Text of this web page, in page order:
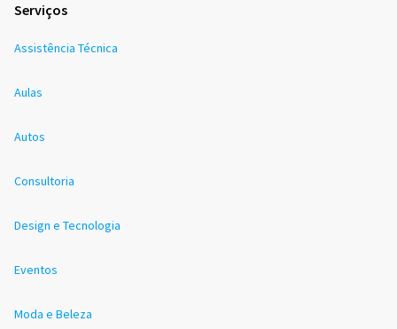
Serviços
Assistência Técnica
Aulas
Autos
Consultoria
Design e Tecnologia
Eventos
Moda e Beleza